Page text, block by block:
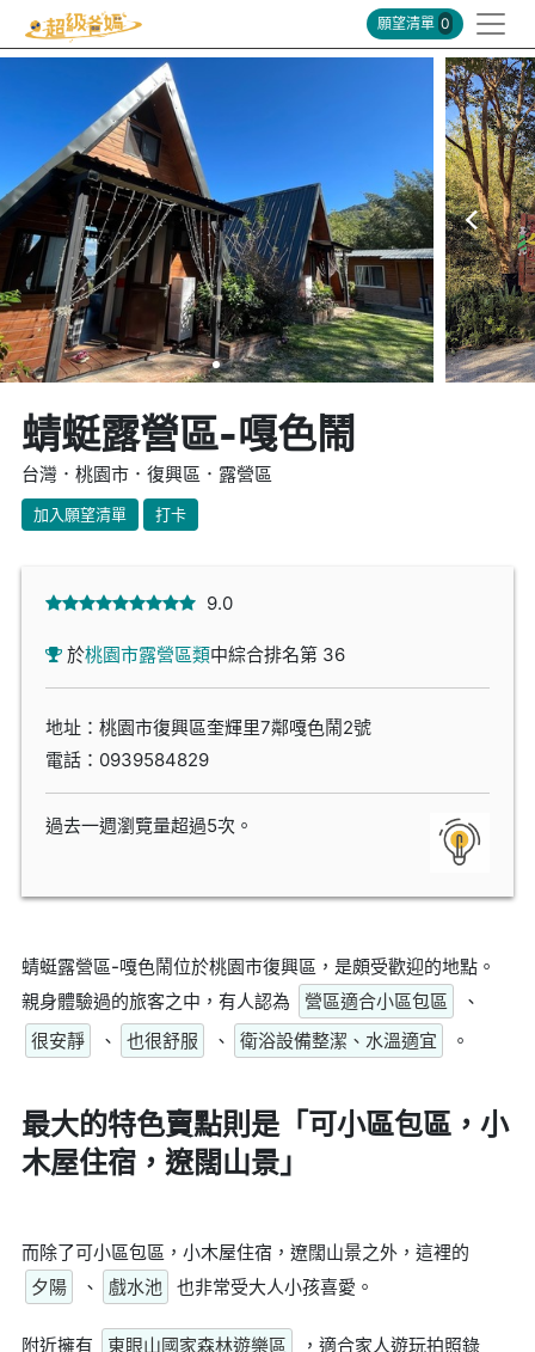
願望清單 0
蜻蜓露營區-嘎色鬧
台灣．桃園市．復興區．露營區
加入願望清單 打卡
9.0
於桃園市露營區類中綜合排名第 36
地址：桃園市復興區奎輝里7鄰嘎色鬧2號
電話： 0939584829
過去一週瀏覽量超過5次。
蜻蜓露營區-嘎色鬧位於桃園市復興區，是頗受歡迎的地點。
親身體驗過的旅客之中，有人認為
營區適合小區包區
、
很安靜
、 也很舒服 、 衛浴設備整潔、水溫適宜 。
最大的特色賣點則是「可小區包區，小
木屋住宿，遼闊山景」
而除了可小區包區，小木屋住宿，遼闊山景之外，這裡的
夕陽
、 戲水池 也非常受大人小孩喜愛。
附近擁有 東眼山國家森林遊樂區
，適合家人遊玩拍照錄